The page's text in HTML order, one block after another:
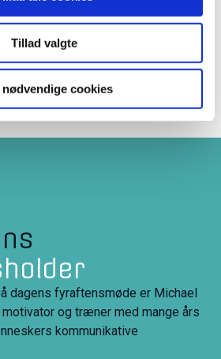
Tillad valgte
nødvendige cookies
dagens fyraftensmøde er Michael
og træner med mange års
kommunikative